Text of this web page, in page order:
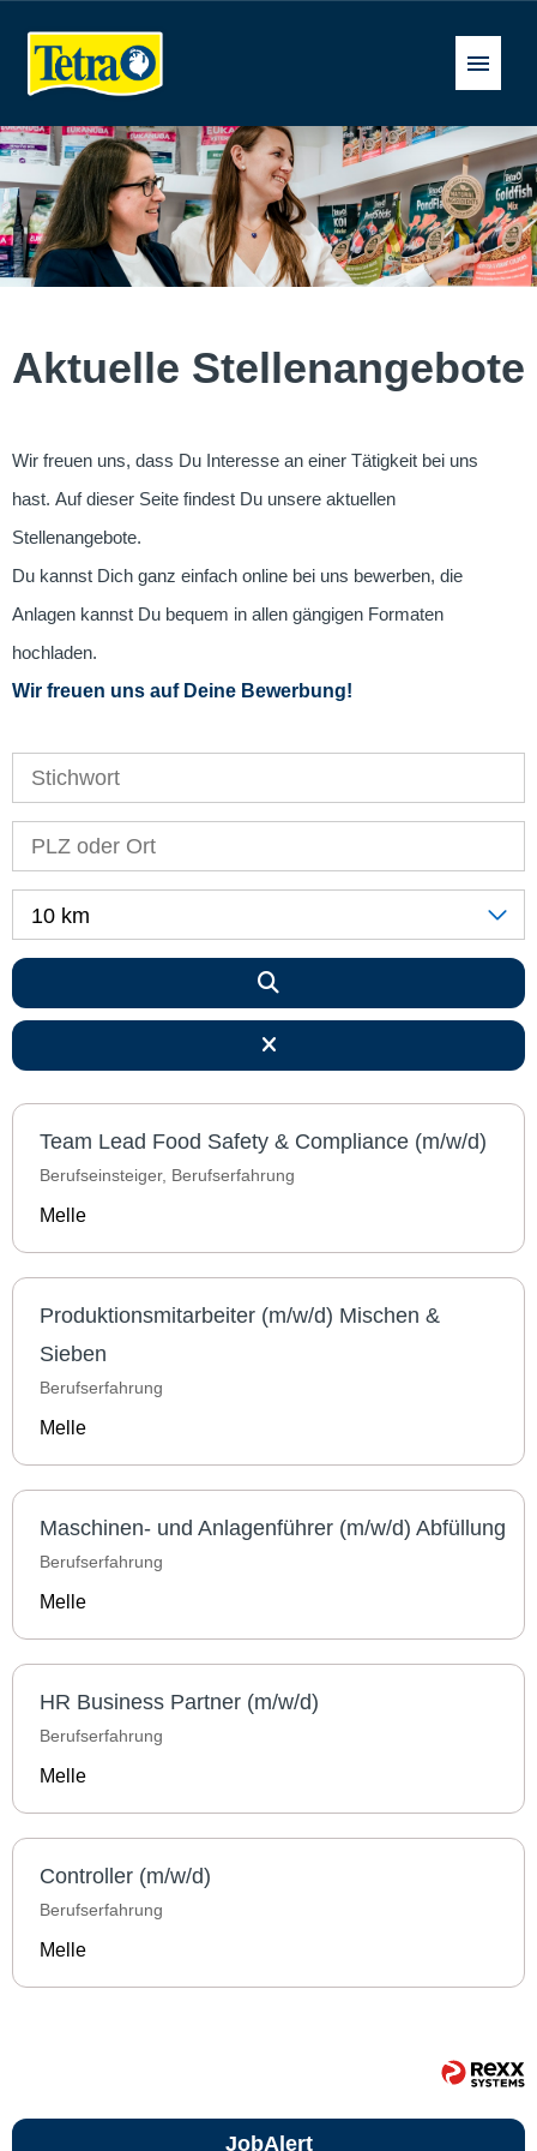
Deutsch
Stellenangebote
Aktuelle Stellenangebote
Wir freuen uns, dass Du Interesse an einer Tätigkeit bei uns
hast. Auf dieser Seite findest Du unsere aktuellen
Stellenangebote.
Du kannst Dich ganz einfach online bei uns bewerben, die
Anlagen kannst Du bequem in allen gängigen Formaten
hochladen.
Wir freuen uns auf Deine Bewerbung!
10 km
Team Lead Food Safety & Compliance (m/w/d)
Berufseinsteiger, Berufserfahrung
Melle
Produktionsmitarbeiter (m/w/d) Mischen &
Sieben
Berufserfahrung
Melle
Maschinen- und Anlagenführer (m/w/d) Abfüllung
Berufserfahrung
Melle
HR Business Partner (m/w/d)
Berufserfahrung
Melle
Controller (m/w/d)
Berufserfahrung
Melle
JobAlert